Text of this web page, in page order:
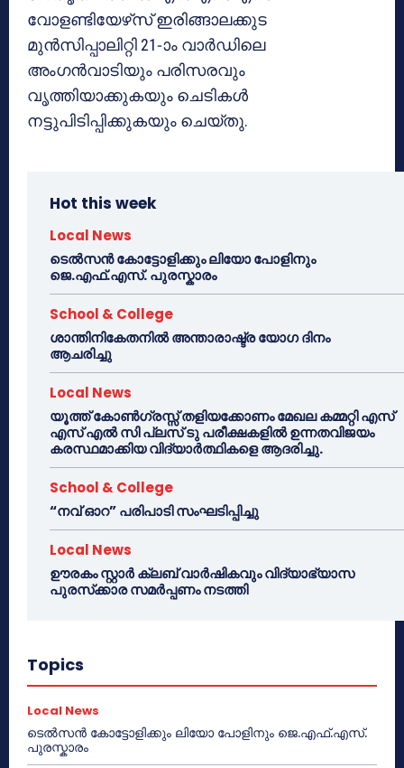
വോളണ്ടിയേഴ്‌സ് ഇരിങ്ങാലക്കുട
മുന്‍സിപ്പാലിറ്റി 21-ാം വാര്‍ഡിലെ
അംഗന്‍വാടിയും പരിസരവും
വൃത്തിയാക്കുകയും ചെടികള്‍
നട്ടുപിടിപ്പിക്കുകയും ചെയ്തു.
Hot this week
Local News
ടെൽസൻ കോട്ടോളിക്കും ലിയോ പോളിനും
ജെ.എഫ്.എസ്. പുരസ്കാരം
School & College
ശാന്തിനികേതനിൽ അന്താരാഷ്ട്ര യോഗ ദിനം
ആചരിച്ചു
Local News
യൂത്ത് കോൺഗ്രസ്സ് തളിയക്കോണം മേഖല കമ്മറ്റി എസ്
എസ് എൽ സി പ്ലസ് ടു പരീക്ഷകളിൽ ഉന്നതവിജയം
കരസ്ഥമാക്കിയ വിദ്യാർത്ഥികളെ ആദരിച്ചു.
School & College
“നവ് ഓറ” പരിപാടി സംഘടിപ്പിച്ചു
Local News
ഊരകം സ്റ്റാർ ക്ലബ് വാർഷികവും വിദ്യാഭ്യാസ
പുരസ്‌ക്കാര സമർപ്പണം നടത്തി
Topics
Local News
ടെൽസൻ കോട്ടോളിക്കും ലിയോ പോളിനും ജെ.എഫ്.എസ്.
പുരസ്കാരം